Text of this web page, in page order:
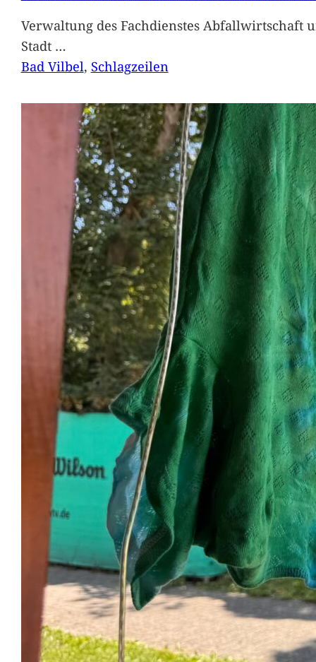
Verwaltung des Fachdienstes Abfallwirtschaft
Stadt …
Bad Vilbel, Schlagzeilen